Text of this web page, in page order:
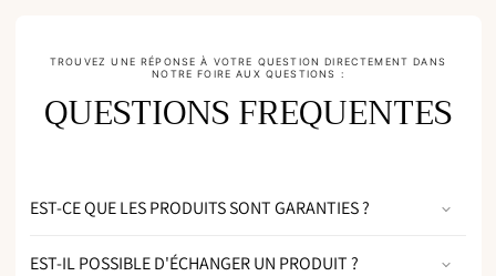
TROUVEZ UNE RÉPONSE À VOTRE QUESTION DIRECTEMENT DANS
NOTRE FOIRE AUX QUESTIONS :
QUESTIONS FREQUENTES
EST-CE QUE LES PRODUITS SONT GARANTIES ?
EST-IL POSSIBLE D'ÉCHANGER UN PRODUIT ?